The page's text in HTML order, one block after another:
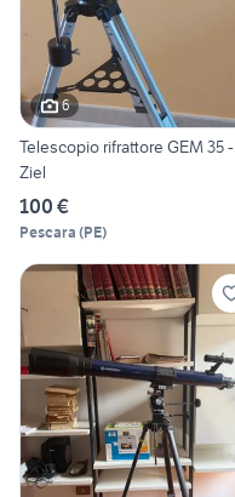
6
Telescopio rifrattore GEM 35 -
Ziel
100 €
Pescara (PE)